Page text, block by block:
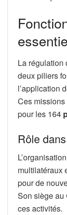
La régulation
deux piliers
l’application
Ces
pour les 164
Rôle
multilatéraux
pour de
Son siège au
ces activités.